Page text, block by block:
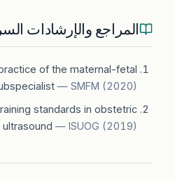
المراجع والإرشادات
of the maternal-fetal
— SMFM (2020)
standards in obstetric
— ISUOG (2019)